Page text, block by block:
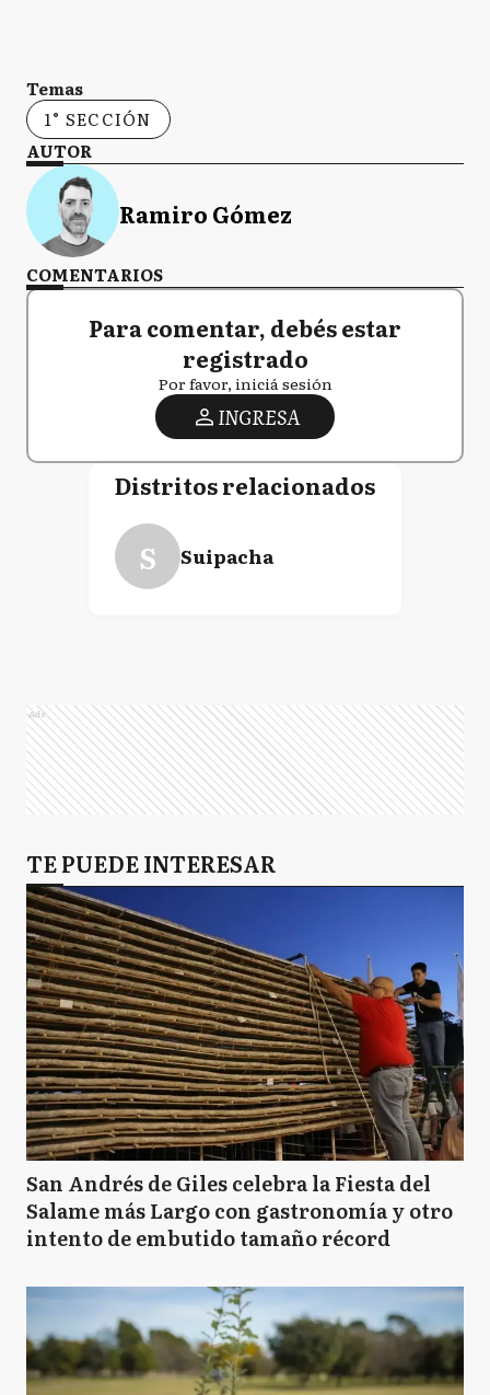
Temas
1° SECCIÓN
AUTOR
Ramiro Gómez
COMENTARIOS
Para comentar, debés estar
registrado
Por favor, iniciá sesión
INGRESA
Distritos relacionados
S Suipacha
Ads
TE PUEDE INTERESAR
San Andrés de Giles celebra la Fiesta del
Salame más Largo con gastronomía y otro
intento de embutido tamaño récord